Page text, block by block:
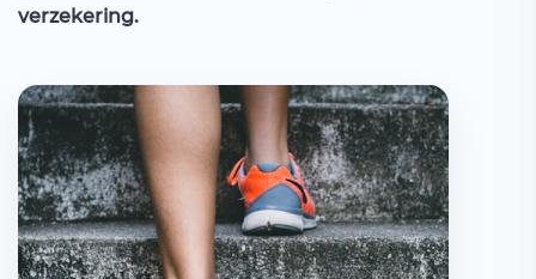
verzekering.